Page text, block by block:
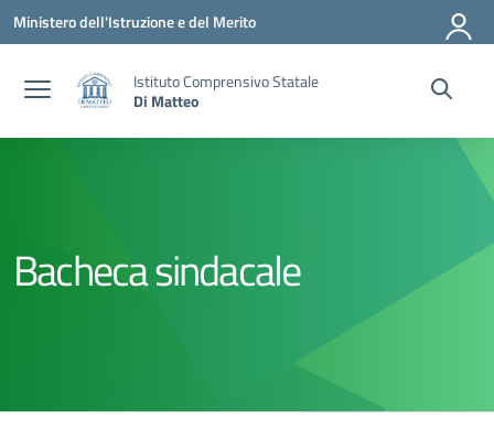
Vai ai contenuti
Vai al menu di navigazione
Vai al footer
Ministero dell'Istruzione e del Merito
Istituto Comprensivo Statale
Di Matteo
Bacheca sindacale